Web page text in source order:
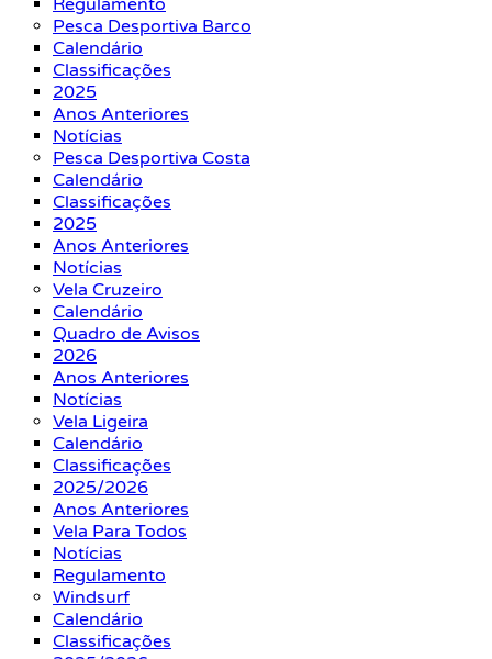
Regulamento
Pesca Desportiva Barco
Calendário
Classificações
2025
Anos Anteriores
Notícias
Pesca Desportiva Costa
Calendário
Classificações
2025
Anos Anteriores
Notícias
Vela Cruzeiro
Calendário
Quadro de Avisos
2026
Anos Anteriores
Notícias
Vela Ligeira
Calendário
Classificações
2025/2026
Anos Anteriores
Vela Para Todos
Notícias
Regulamento
Windsurf
Calendário
Classificações